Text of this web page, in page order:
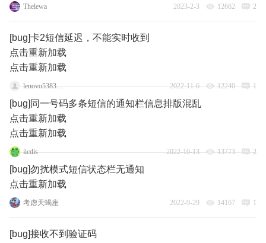
Thelewa 2023-2-3 12662 2
[bug]卡2短信延迟，不能实时收到
点击重新加载
点击重新加载
lenovo53834792 2022-11-6 12240 1
[bug]同一号码多条短信的通知栏信息排版混乱
点击重新加载
点击重新加载
iicdis 2022-10-13 13773 2
[bug]勿扰模式短信状态栏无通知
点击重新加载
考虑天蝎座 2022-9-29 14167 1
[bug]接收不到验证码